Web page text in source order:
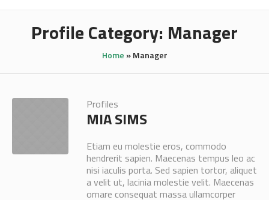
Profile Category: Manager
Home »Manager
Profiles
MIA SIMS
Etiam eu molestie eros, commodo
hendrerit sapien. Maecenas tempus leo ac
nisi iaculis porta. Sed sapien tortor, aliquet
a velit ut, lacinia molestie velit. Maecenas
ornare consequat massa ullamcorper